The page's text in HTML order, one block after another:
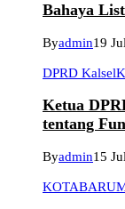
Bahaya
Byadmin19
DPRD Kalsel
Ketua
tentang
Byadmin15
KOTABARU